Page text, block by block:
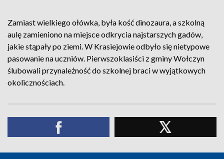
Zamiast wielkiego ołówka, była kość dinozaura, a szkolną
aulę zamieniono na miejsce odkrycia najstarszych gadów,
jakie stąpały po ziemi. W Krasiejowie odbyło się nietypowe
pasowanie na uczniów. Pierwszoklasiści z gminy Wołczyn
ślubowali przynależność do szkolnej braci w wyjątkowych
okolicznościach.